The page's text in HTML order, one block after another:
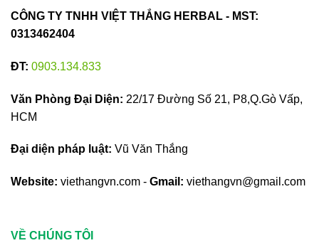
CÔNG TY TNHH VIỆT THẮNG HERBAL - MST:
0313462404
ĐT: 0903.134.833
Văn Phòng Đại Diện: 22/17 Đường Số 21, P8,Q.Gò Vấp,
HCM
Đại diện pháp luật: Vũ Văn Thắng
Website: viethangvn.com - Gmail: viethangvn@gmail.com
VỀ CHÚNG TÔI